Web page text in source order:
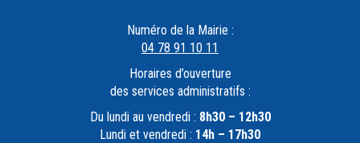
Numéro de la Mairie :
04 78 91 10 11
Horaires d’ouverture
des services administratifs :
Du lundi au vendredi : 8h30 – 12h30
Lundi et vendredi : 14h – 17h30